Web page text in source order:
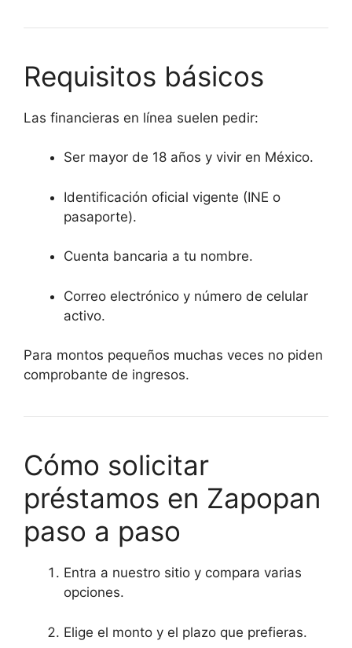
Requisitos básicos
Las financieras en línea suelen pedir:
Ser mayor de 18 años y vivir en México.
Identificación oficial vigente (INE o
pasaporte).
Cuenta bancaria a tu nombre.
Correo electrónico y número de celular
activo.
Para montos pequeños muchas veces no piden
comprobante de ingresos.
Cómo solicitar
préstamos en Zapopan
paso a paso
Entra a nuestro sitio y compara varias
opciones.
Elige el monto y el plazo que prefieras.